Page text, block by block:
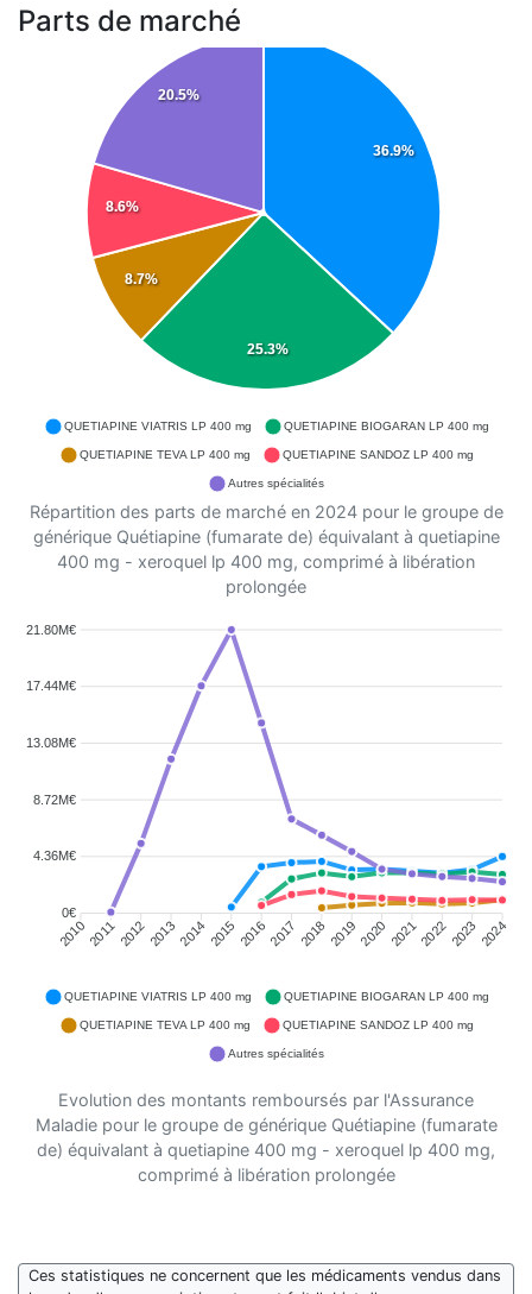
Parts de marché
36.9%
25.3%
8.7%
8.6%
20.5%
QUETIAPINE VIATRIS LP 400 mg QUETIAPINE BIOGARAN LP 400 mg
QUETIAPINE TEVA LP 400 mg QUETIAPINE SANDOZ LP 400 mg
Autres spécialités
Répartition des parts de marché en 2024 pour le groupe de
générique Quétiapine (fumarate de) équivalant à quetiapine
400 mg - xeroquel lp 400 mg, comprimé à libération
prolongée
21.80M€
17.44M€
13.08M€
8.72M€
4.36M€
0€
201020112012201320142015 20162017 2018 20192020 202120222023 2024
QUETIAPINE VIATRIS LP 400 mg QUETIAPINE BIOGARAN LP 400 mg
QUETIAPINE TEVA LP 400 mg QUETIAPINE SANDOZ LP 400 mg
Autres spécialités
Evolution des montants remboursés par l'Assurance
Maladie pour le groupe de générique Quétiapine (fumarate
de) équivalant à quetiapine 400 mg - xeroquel lp 400 mg,
comprimé à libération prolongée
Ces statistiques ne concernent que les médicaments vendus dans